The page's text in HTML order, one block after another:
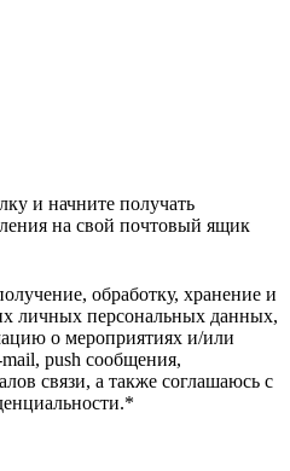
и начните получать
на свой почтовый ящик
обработку, хранение и
личных персональных данных,
о мероприятиях и/или
push сообщения,
связи, а также соглашаюсь с